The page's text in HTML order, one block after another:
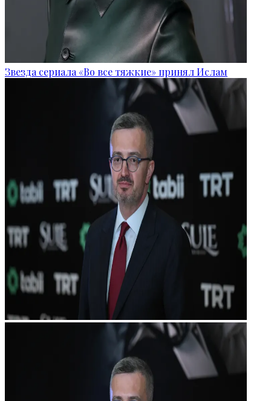
Звезда сериала «Во все тяжкие» принял Ислам